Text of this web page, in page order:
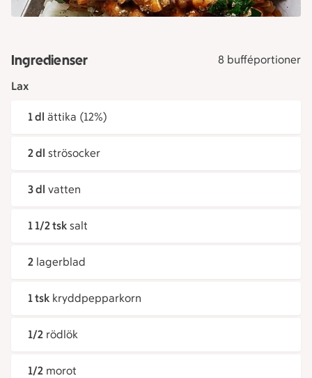
Ingredienser
8 bufféportioner
Lax
1 dl ättika (12%)
2 dl strösocker
3 dl vatten
1 1/2 tsk salt
2 lagerblad
1 tsk kryddpepparkorn
1/2 rödlök
1/2 morot